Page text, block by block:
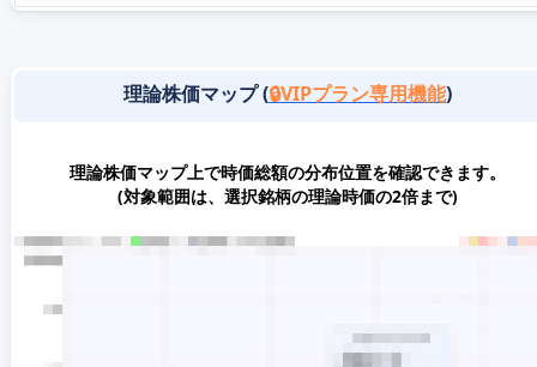
理論株価マップ (🔒VIPプラン専用機能)
理論株価マップ上で時価総額の分布位置を確認できます。
(対象範囲は、選択銘柄の理論時価の2倍まで)